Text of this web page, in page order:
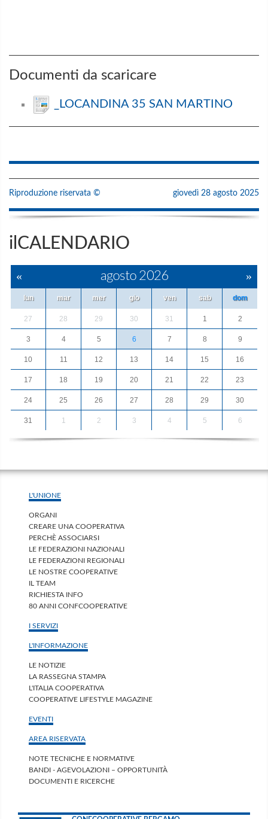
Documenti da scaricare
_LOCANDINA 35 SAN MARTINO
Riproduzione riservata © giovedì 28 agosto 2025
ilCALENDARIO
« agosto 2026 »
lun mar mer gio ven sab dom
27 28 29 30 31 1 2
3 4 5 6 7 8 9
10 11 12 13 14 15 16
17 18 19 20 21 22 23
24 25 26 27 28 29 30
31 1 2 3 4 5 6
L'UNIONE
ORGANI
CREARE UNA COOPERATIVA
PERCHÈ ASSOCIARSI
LE FEDERAZIONI NAZIONALI
LE FEDERAZIONI REGIONALI
LE NOSTRE COOPERATIVE
IL TEAM
RICHIESTA INFO
80 ANNI CONFCOOPERATIVE
I SERVIZI
L'INFORMAZIONE
LE NOTIZIE
LA RASSEGNA STAMPA
L'ITALIA COOPERATIVA
COOPERATIVE LIFESTYLE MAGAZINE
EVENTI
AREA RISERVATA
NOTE TECNICHE E NORMATIVE
BANDI - AGEVOLAZIONI – OPPORTUNITÀ
DOCUMENTI E RICERCHE